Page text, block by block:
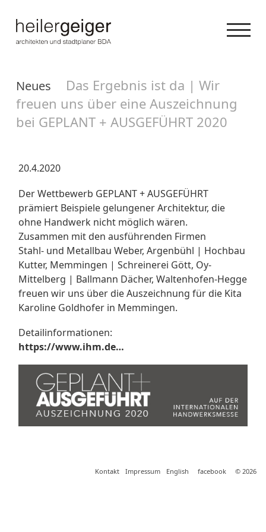
Neues
Das Ergebnis ist da | Wir
freuen uns über eine Auszeichnung
bei GEPLANT + AUSGEFÜHRT 2020
20.4.2020
Der Wettbewerb GEPLANT + AUSGEFÜHRT
prämiert Beispiele gelungener Architektur, die
ohne Handwerk nicht möglich wären.
Zusammen mit den ausführenden Firmen
Stahl- und Metallbau Weber, Argenbühl | Hochbau
Kutter, Memmingen | Schreinerei Gött, Oy-
Mittelberg | Ballmann Dächer, Waltenhofen-Hegge
freuen wir uns über die Auszeichnung für die Kita
Karoline Goldhofer in Memmingen.
Detailinformationen:
https://www.ihm.de…
Kontakt Impressum English facebook © 2026